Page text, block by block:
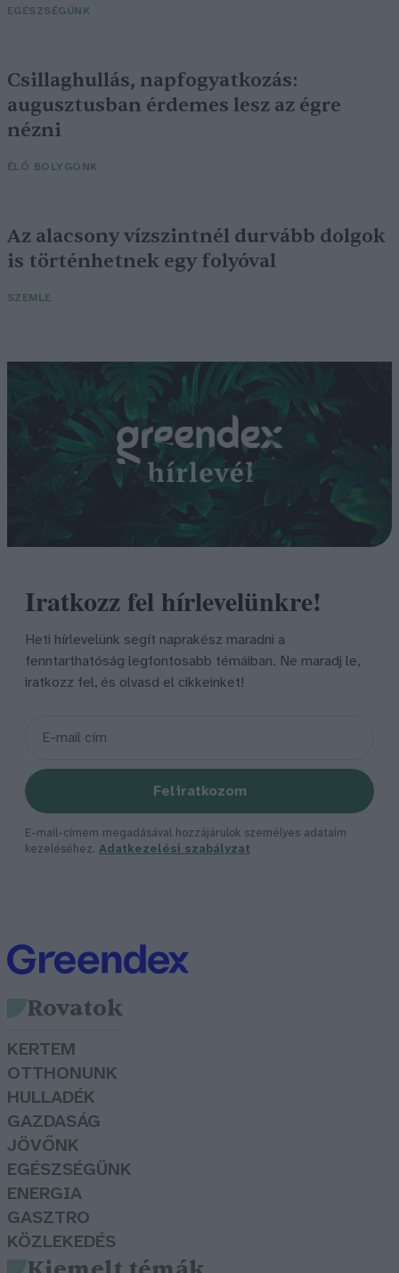
EGÉSZSÉGÜNK
Csillaghullás, napfogyatkozás:
augusztusban érdemes lesz az égre
nézni
ÉLŐ BOLYGÓNK
Az alacsony vízszintnél durvább dolgok
is történhetnek egy folyóval
SZEMLE
Iratkozz fel hírlevelünkre!
Heti hírlevelünk segít naprakész maradni a
fenntarthatóság legfontosabb témáiban. Ne maradj le,
iratkozz fel, és olvasd el cikkeinket!
Feliratkozom
E-mail-címem megadásával hozzájárulok személyes adataim
kezeléséhez. Adatkezelési szabályzat
Rovatok
KERTEM
OTTHONUNK
HULLADÉK
GAZDASÁG
JÖVŐNK
EGÉSZSÉGÜNK
ENERGIA
GASZTRO
KÖZLEKEDÉS